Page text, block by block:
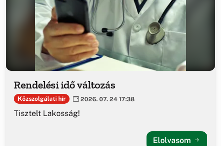
Rendelési idő változás
Közszolgálati hír 2026. 07. 24 17:38
Tisztelt Lakosság!
Elolvasom